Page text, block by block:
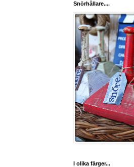
Snörhållare....
I olika färger...